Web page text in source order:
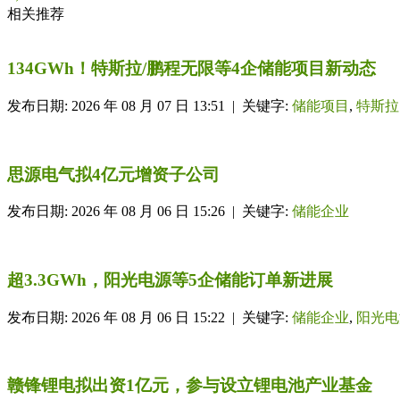
相关推荐
134GWh！特斯拉/鹏程无限等4企储能项目新动态
发布日期: 2026 年 08 月 07 日 13:51 | 关键字: 储能项目 , 特斯拉
思源电气拟4亿元增资子公司
发布日期: 2026 年 08 月 06 日 15:26 | 关键字: 储能企业
超3.3GWh，阳光电源等5企储能订单新进展
发布日期: 2026 年 08 月 06 日 15:22 | 关键字: 储能企业, 阳光
赣锋锂电拟出资1亿元，参与设立锂电池产业基金